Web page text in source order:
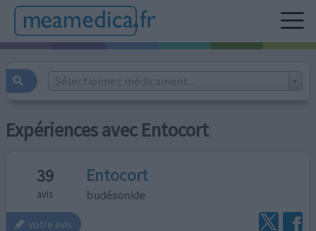
Sélectionnez médicament...
Expériences avec Entocort
39
avis
Entocort
budésonide
votre avis